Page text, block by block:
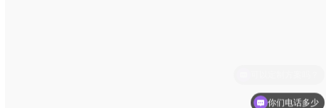
你们电话多少